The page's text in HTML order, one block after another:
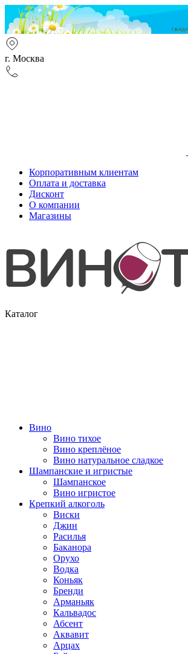
г. Москва
Корпоративным клиентам
Оплата и доставка
Дисконт
О компании
Магазины
Каталог
Вино
Вино тихое
Вино креплёное
Вино натуральное сладкое
Шампанские и игристые
Шампанское
Вино игристое
Крепкий алкоголь
Виски
Джин
Расилья
Баканора
Орухо
Водка
Коньяк
Бренди
Арманьяк
Кальвадос
Абсент
Аквавит
Арцах